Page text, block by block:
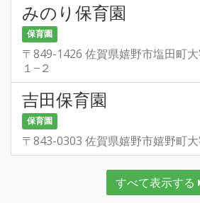
みのり保育園
保育園
〒849-1426 佐賀県嬉野市塩田町
１−２
吉田保育園
保育園
〒843-0303 佐賀県嬉野市嬉野町
すべて表示する